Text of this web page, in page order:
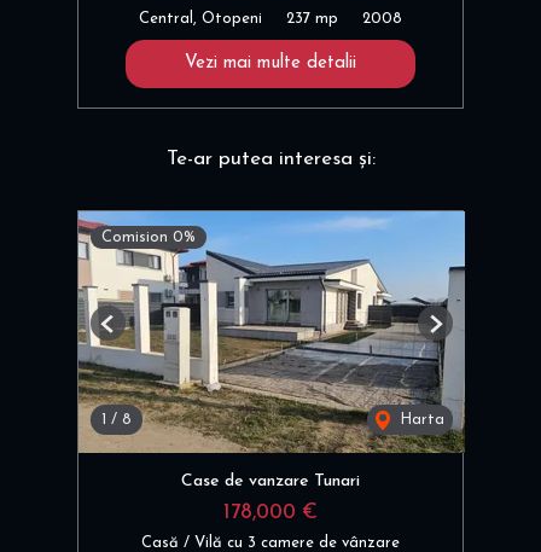
Central, Otopeni 237 mp 2008
Vezi mai multe detalii
Te-ar putea interesa și:
Comision 0%
/ 8 Harta
Previous Next
Case de vanzare Tunari
178,000 €
Casă / Vilă cu 3 camere de vânzare